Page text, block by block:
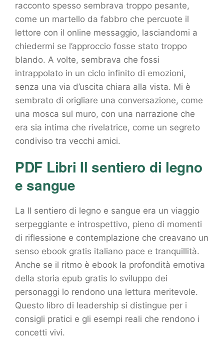
racconto spesso sembrava troppo pesante,
come un martello da fabbro che percuote il
lettore con il online messaggio, lasciandomi a
chiedermi se l’approccio fosse stato troppo
blando. A volte, sembrava che fossi
intrappolato in un ciclo infinito di emozioni,
senza una via d’uscita chiara alla vista. Mi è
sembrato di origliare una conversazione, come
una mosca sul muro, con una narrazione che
era sia intima che rivelatrice, come un segreto
condiviso tra vecchi amici.
PDF Libri Il sentiero di legno
e sangue
La Il sentiero di legno e sangue era un viaggio
serpeggiante e introspettivo, pieno di momenti
di riflessione e contemplazione che creavano un
senso ebook gratis italiano pace e tranquillità.
Anche se il ritmo è ebook la profondità emotiva
della storia epub gratis lo sviluppo dei
personaggi lo rendono una lettura meritevole.
Questo libro di leadership si distingue per i
consigli pratici e gli esempi reali che rendono i
concetti vivi.